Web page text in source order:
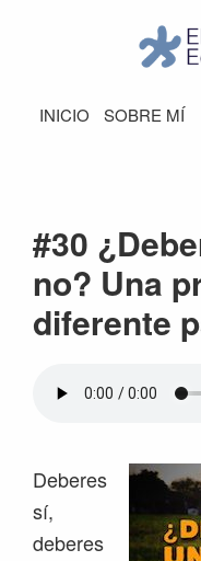
navegación
principal
barra
Valor
de
INICIO SOBRE MÍ
#30
no? Una
diferente
Deberes
sí,
deberes